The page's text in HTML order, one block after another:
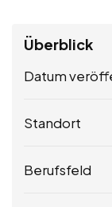
Überblick
Datum
Standort
Berufsfeld